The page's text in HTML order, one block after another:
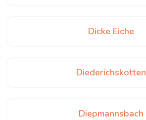
Dicke Eiche
Diederichskotten
Diepmannsbach